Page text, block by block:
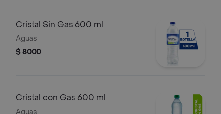
Cristal Sin Gas 600 ml
Aguas
$ 8000
Cristal con Gas 600 ml
Aguas